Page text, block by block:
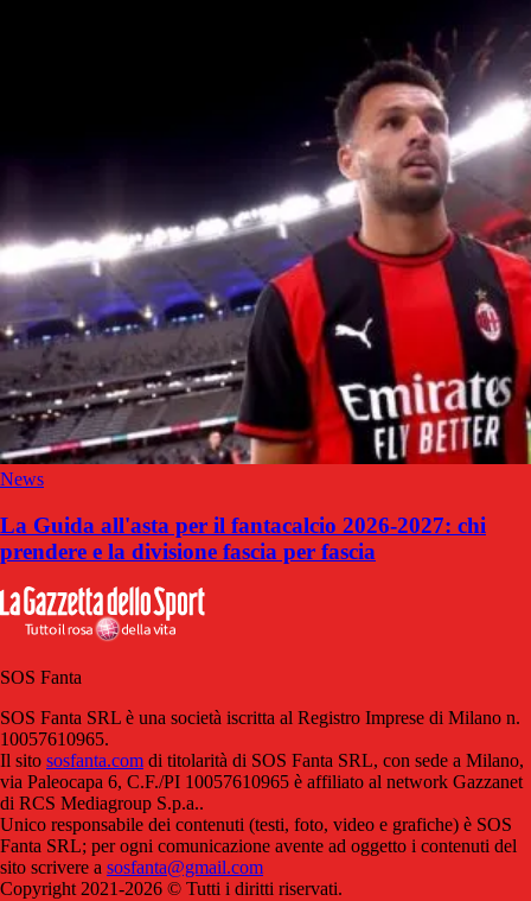
News
La Guida all'asta per il fantacalcio 2026-2027: chi
prendere e la divisione fascia per fascia
SOS Fanta
SOS Fanta SRL è una società iscritta al Registro Imprese di Milano n.
10057610965.
Il sito sosfanta.com di titolarità di SOS Fanta SRL, con sede a Milano,
via Paleocapa 6, C.F./PI 10057610965 è affiliato al network Gazzanet
di RCS Mediagroup S.p.a..
Unico responsabile dei contenuti (testi, foto, video e grafiche) è SOS
Fanta SRL; per ogni comunicazione avente ad oggetto i contenuti del
sito scrivere a sosfanta@gmail.com
Copyright 2021-2026 © Tutti i diritti riservati.